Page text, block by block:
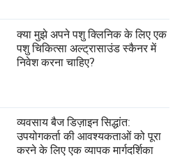
क्या मुझे अपने पशु क्लिनिक के लिए एक
पशु चिकित्सा अल्ट्रासाउंड स्कैनर में
निवेश करना चाहिए?
व्यवसाय बैज डिज़ाइन सिद्धांत:
उपयोगकर्ता की आवश्यकताओं को पूरा
करने के लिए एक व्यापक मार्गदर्शिका